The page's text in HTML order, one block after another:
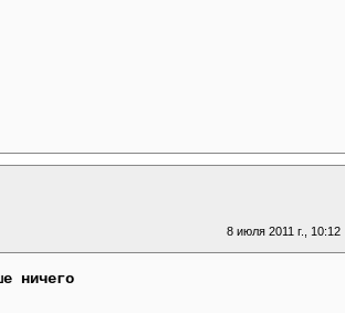
8 июля 2011 г., 10:12
ничего